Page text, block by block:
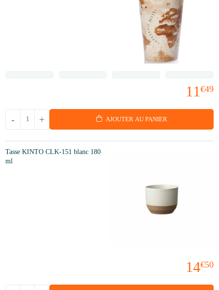
11 €49
+
- AJOUTER AU PANIER
Tasse KINTO CLK-151 blanc 180
ml
14€50